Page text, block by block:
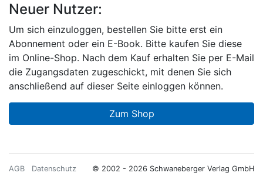
Neuer Nutzer:
Um sich einzuloggen, bestellen Sie bitte erst ein
Abonnement oder ein E-Book. Bitte kaufen Sie diese
im Online-Shop. Nach dem Kauf erhalten Sie per E-Mail
die Zugangsdaten zugeschickt, mit denen Sie sich
anschließend auf dieser Seite einloggen können.
Zum Shop
AGB Datenschutz © 2002 - 2026 Schwaneberger Verlag GmbH